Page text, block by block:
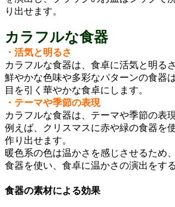
り出せます。
カラフルな食器
・活気と明るさ
カラフルな食器は、食卓に活気と明る
鮮やかな色味や多彩なパターンの食器
目を引く華やかな食卓にします。
・テーマや季節の表現
カラフルな食器は、テーマや季節の表
例えば、クリスマスに赤や緑の食器を
作り出せます。
暖色系の色は温かさを感じさせるため
食器を使い、食卓に温かさの演出をす
食器の素材による効果